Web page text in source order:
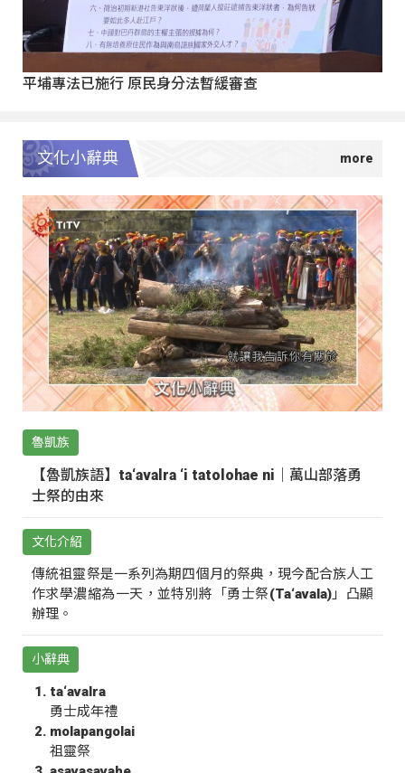
平埔專法已施行 原民身分法暫緩審查
文化小辭典
魯凱族
【魯凱族語】ta‘avalra ‘i tatolohae ni｜萬山部落勇
士祭的由來
文化介紹
傳統祖靈祭是一系列為期四個月的祭典，現今配合族人工
作求學濃縮為一天，並特別將「勇士祭(Ta‘avala)」凸顯
辦理。
小辭典
ta‘avalra
勇士成年禮
molapangolai
祖靈祭